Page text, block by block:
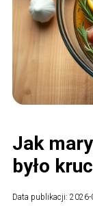
Jak
było
Data publikacji: